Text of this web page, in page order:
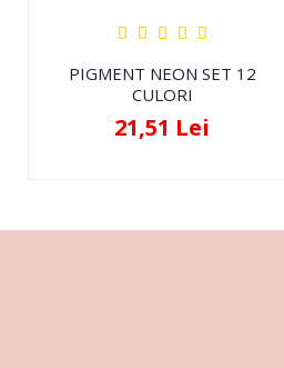
PIGMENT NEON SET 12
CULORI
21,51 Lei